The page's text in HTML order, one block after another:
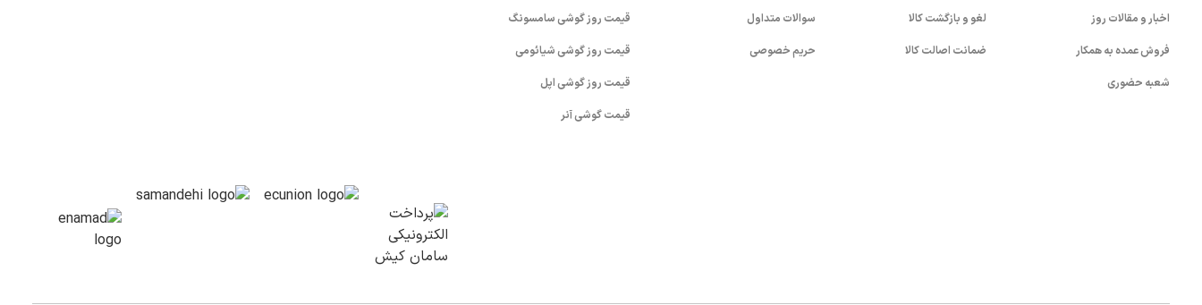
اخبار و مقالات روز
فروش عمده به همکار
شعبه حضوری
لغو و بازگشت کالا
ضمانت اصالت کالا
سوالات متداول
حریم خصوصی
قیمت روز گوشی سامسونگ
قیمت روز گوشی شیائومی
قیمت روز گوشی اپل
قیمت گوشی آنر